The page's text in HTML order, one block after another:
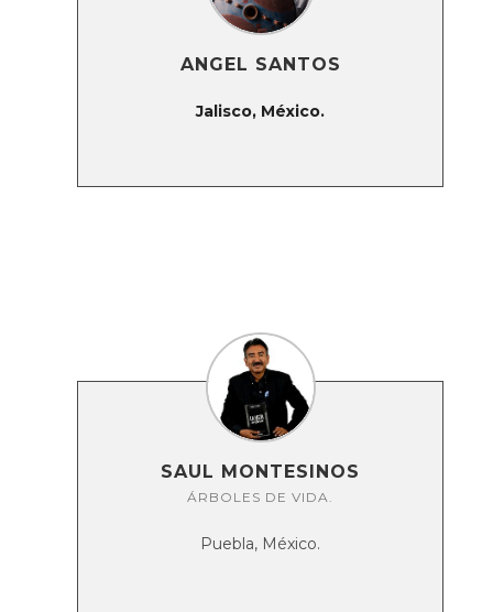
ANGEL SANTOS
Jalisco, México.
SAUL MONTESINOS
ÁRBOLES DE VIDA.
Puebla, México.